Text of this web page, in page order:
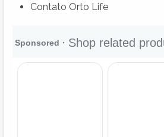
Contato Orto Life